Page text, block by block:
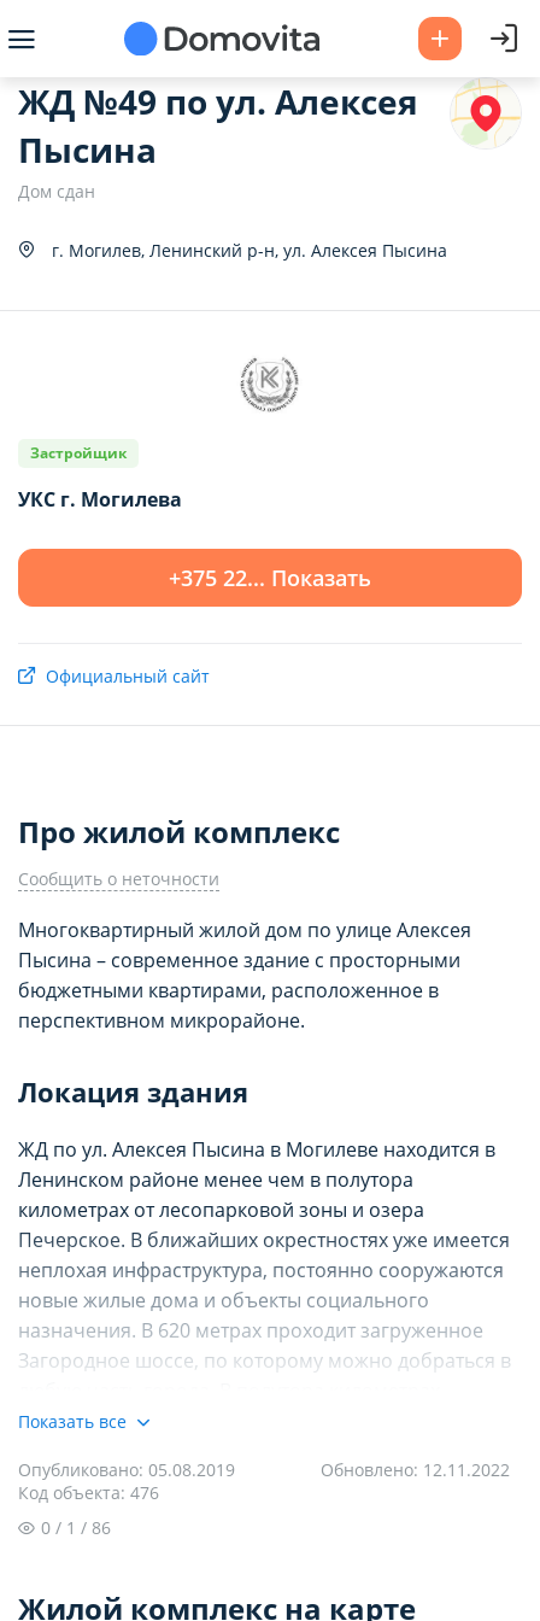
ЖД №49 по ул. Алексея
Пысина
Дом сдан
г. Могилев, Ленинский р-н, ул. Алексея Пысина
Застройщик
УКС г. Могилева
+375 22... Показать
Официальный сайт
Про жилой комплекс
Сообщить о неточности
Многоквартирный жилой дом по улице Алексея
Пысина – современное здание с просторными
бюджетными квартирами, расположенное в
перспективном микрорайоне.
Локация здания
ЖД по ул. Алексея Пысина в Могилеве находится в
Ленинском районе менее чем в полутора
километрах от лесопарковой зоны и озера
Печерское. В ближайших окрестностях уже имеется
неплохая инфраструктура, постоянно сооружаются
новые жилые дома и объекты социального
назначения. В 620 метрах проходит загруженное
Загородное шоссе, по которому можно добраться в
проходит железная дорога.
Что находится рядом
есть крупный торговый центр. На расстоянии одного
Показать все
Опубликовано: 05.08.2019
Обновлено: 12.11.2022
Код объекта: 476
0 / 1 / 86
Жилой комплекс на карте
площадь, м
м
Показать 4 квартиры
Опишите проблему
НАСТРОЙТЕ ПАРАМЕТРЫ
ИСПОЛЬЗОВАНИЯ ФАЙЛОВ
COOKIE
Вы можете настроить использование
каждого типа файлов cookie, за
НАСТРОЙТЕ ПАРАМЕТРЫ
ИСПОЛЬЗОВАНИЯ ФАЙЛОВ
COOKIE
Вы можете настроить использование
каждого типа файлов cookie, за